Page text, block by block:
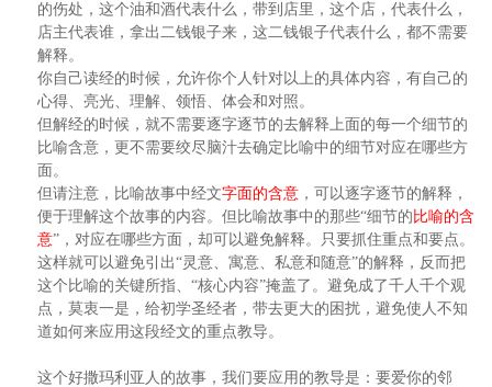
的伤处，这个油和酒代表什么，带到店里，这个店，代表什么，
店主代表谁，拿出二钱银子来，这二钱银子代表什么，都不需要
解释。
你自己读经的时候，允许你个人针对以上的具体内容，有自己的
心得、亮光、理解、领悟、体会和对照。
但解经的时候，就不需要逐字逐节的去解释上面的每一个细节的
比喻含意，更不需要绞尽脑汁去确定比喻中的细节对应在哪些方
面。
但请注意，比喻故事中经文字面的含意 ，可以逐字逐节的解释，
便于理解这个故事的内容。但比喻故事中的那些“细节的 比喻的含
意”，对应在哪些方面，却可以避免解释。只要抓住重点和要点。
这样就可以避免引出“灵意、寓意、私意和随意”的解释，反而把
这个比喻的关键所指、“核心内容”掩盖了。避免成了千人千个观
点，莫衷一是，给初学圣经者，带去更大的困扰，避免使人不知
道如何来应用这段经文的重点教导。
这个好撒玛利亚人的故事，我们要应用的教导是：要爱你的邻